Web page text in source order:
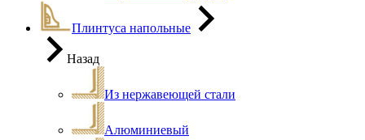
Плинтуса напольные
Назад
Из нержавеющей стали
Алюминиевый